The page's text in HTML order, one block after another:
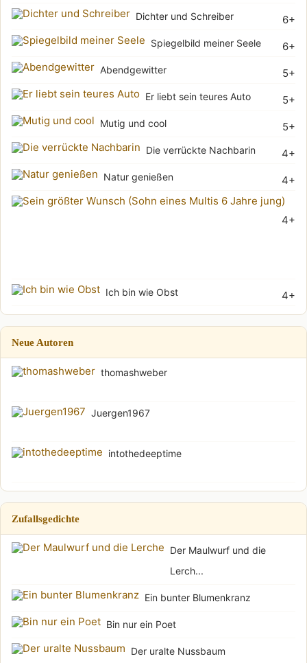
6+
Dichter und Schreiber
6+
Spiegelbild meiner Seele
5+
Abendgewitter
5+
Er liebt sein teures Auto
5+
Mutig und cool
4+
Die verrückte Nachbarin
4+
Natur genießen
4+
4+
Ich bin wie Obst
Neue Autoren
thomashweber
Juergen1967
intothedeeptime
Zufallsgedichte
Der Maulwurf und die
Lerch...
Ein bunter Blumenkranz
Bin nur ein Poet
Der uralte Nussbaum